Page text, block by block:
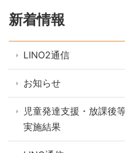
新着情報
LINO2通信
お知らせ
児童発達支援・放課後
実施結果